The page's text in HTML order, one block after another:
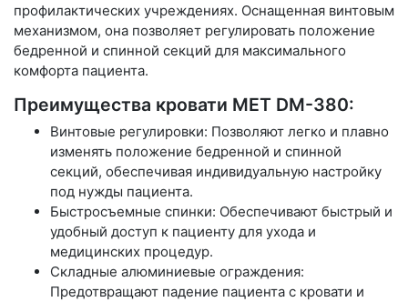
профилактических учреждениях. Оснащенная винтовым
механизмом, она позволяет регулировать положение
бедренной и спинной секций для максимального
комфорта пациента.
Преимущества кровати MET DM-380:
Винтовые регулировки: Позволяют легко и плавно
изменять положение бедренной и спинной
секций, обеспечивая индивидуальную настройку
под нужды пациента.
Быстросъемные спинки: Обеспечивают быстрый и
удобный доступ к пациенту для ухода и
медицинских процедур.
Складные алюминиевые ограждения:
Предотвращают падение пациента с кровати и